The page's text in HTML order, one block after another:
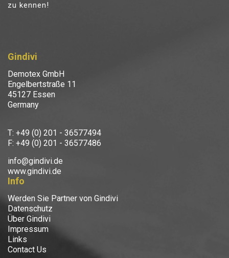
zu kennen!
Gindivi
Demotex GmbH
Engelbertstraße 11
45127 Essen
Germany
T: +49 (0) 201 - 36577494
F: +49 (0) 201 - 36577486
info@gindivi.de
www.gindivi.de
Info
Werden Sie Partner von Gindivi
Datenschutz
Über Gindivi
Impressum
Links
Contact Us